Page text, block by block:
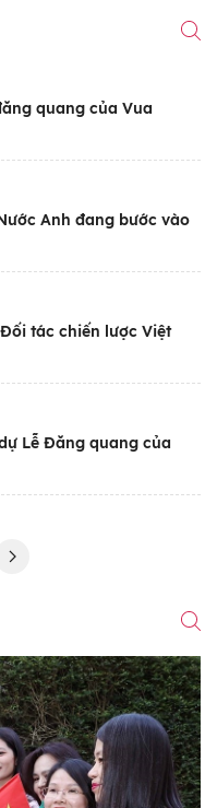
quang của Vua
Anh đang bước vào
tác chiến lược Việt
Lễ Đăng quang của